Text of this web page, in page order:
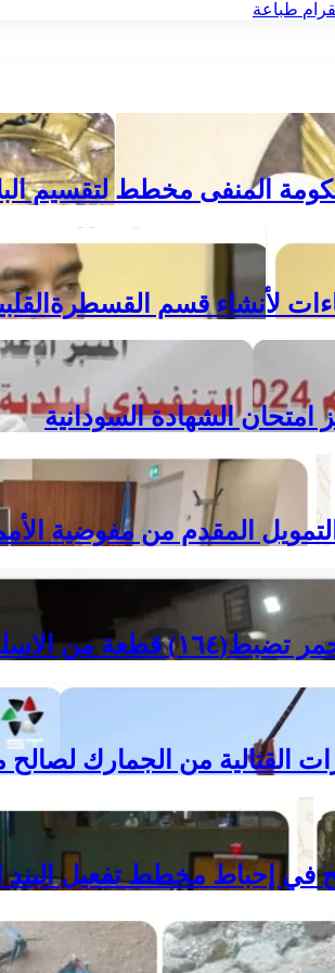
طباعة
المنفى مخطط لتقسيم
لأنشاء قسم
امتحان الشهادة السودانية
المقدم من مفوضية
الاسلحة المتطورة
القتالية من الجمارك
في إحباط مخطط تفعيل البند